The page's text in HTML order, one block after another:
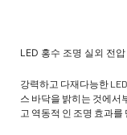
LED 홍수 조명 실외 전
강력하고 다재다능한
스 바닥을 밝히는 것에서
고 역동적 인 조명 효과